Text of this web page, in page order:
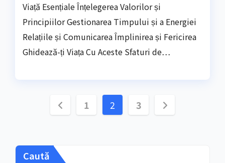
Viață Esențiale Înțelegerea Valorilor și
Principiilor Gestionarea Timpului și a Energiei
Relațiile și Comunicarea Împlinirea și Fericirea
Ghidează-ți Viața Cu Aceste Sfaturi de…
Paginație
1 2 3
Caută